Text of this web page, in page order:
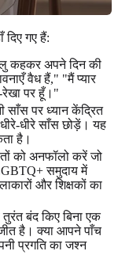
गए हैं:
कहकर अपने दिन की
वैध हैं," "मैं प्यार
पर हूँ।"
साँस पर ध्यान केंद्रित
धीरे साँस छोड़ें। यह
है।
को अनफॉलो करें जो
समुदाय में
और शिक्षकों का
बंद किए बिना एक
है। क्या आपने पाँच
प्रगति का जश्न